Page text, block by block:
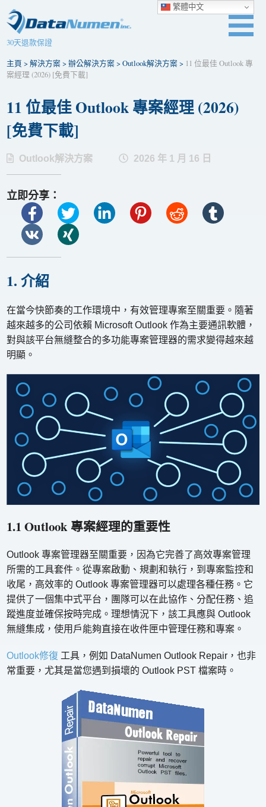
30天退款保證
主頁 >解決方案>辦公解決方案>Outlook解決方案> 11 位最佳 Outlook 專
案經理 (2026) [免費下載]
11 位最佳 Outlook 專案經理 (2026)
[免費下載]
Outlook解決方案 2026 年 1 月 16 日
立即分享：
1. 介紹
在當今快節奏的工作環境中，有效管理專案至關重要。隨著
越來越多的公司依賴 Microsoft Outlook 作為主要通訊軟體，
對與該平台無縫整合的多功能專案管理器的需求變得越來越
明顯。
1.1 Outlook 專案經理的重要性
Outlook 專案管理器至關重要，因為它完善了高效專案管理
所需的工具套件。從專案啟動、規劃和執行，到專案監控和
收尾，高效率的 Outlook 專案管理器可以處理各種任務。它
提供了一個集中式平台，團隊可以在此協作、分配任務、追
蹤進度並確保按時完成。理想情況下，該工具應與 Outlook
無縫集成，使用戶能夠直接在收件匣中管理任務和專案。
Outlook修復 工具，例如 DataNumen Outlook Repair，也非
常重要，尤其是當您遇到損壞的 Outlook PST 檔案時。
繁體中文